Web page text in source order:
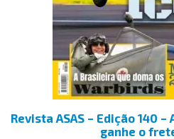
Revista ASAS – Edição 140 –
ganhe o